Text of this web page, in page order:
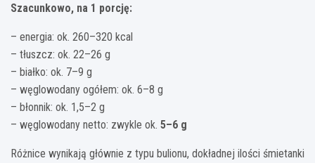
Szacunkowo, na 1 porcję:
– energia: ok. 260–320 kcal
– tłuszcz: ok. 22–26 g
– białko: ok. 7–9 g
– węglowodany ogółem: ok. 6–8 g
– błonnik: ok. 1,5–2 g
– węglowodany netto: zwykle ok. 5–6 g
Różnice wynikają głównie z typu bulionu, dokładnej ilości śmietanki